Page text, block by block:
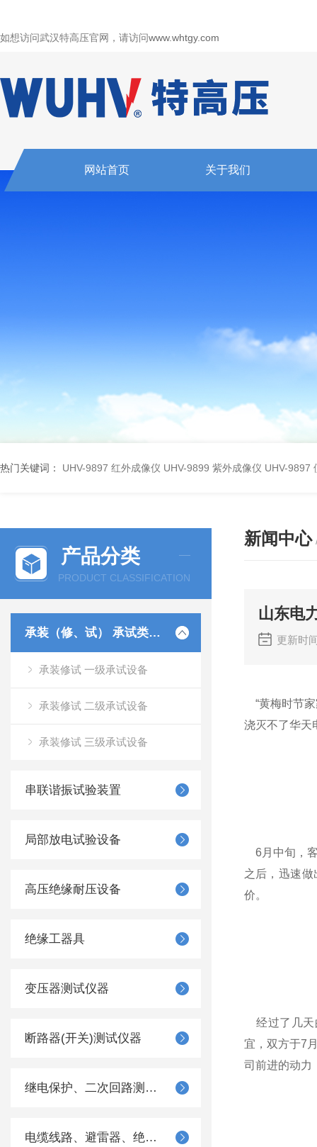
如想访问武汉特高压官网，请访问www.whtgy.com
网站首页 关于我们
热门关键词： UHV-9897 红外成像仪 UHV-9899 紫外成像仪 UHV-9897
产品分类
PRODUCT CLASSIFICATION
承装（修、试） 承试类仪器
承装修试 一级承试设备
承装修试 二级承试设备
承装修试 三级承试设备
串联谐振试验装置
局部放电试验设备
高压绝缘耐压设备
绝缘工器具
变压器测试仪器
断路器(开关)测试仪器
继电保护、二次回路测试仪器
电缆线路、避雷器、绝缘子测试仪器
新闻中心
山东电
更新时
“黄梅时节家
浇灭不了华天
6月中旬，客
之后，迅速
价。
经过了几天
宜，双方于7
司前进的动力